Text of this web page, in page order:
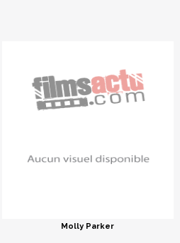
Molly Parker